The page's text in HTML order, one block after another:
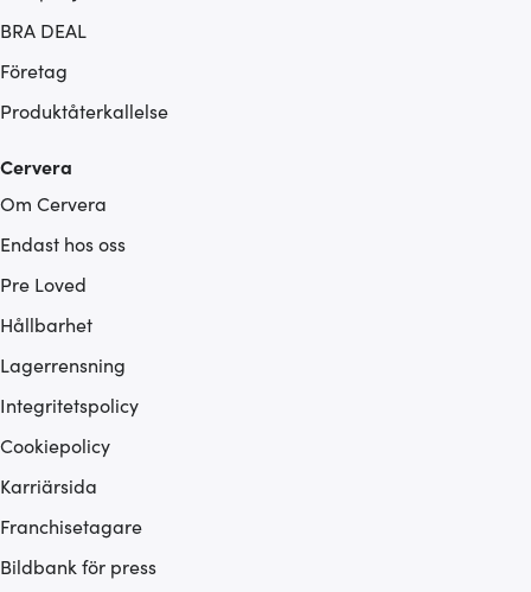
BRA DEAL
Företag
Produktåterkallelse
Cervera
Om Cervera
Endast hos oss
Pre Loved
Hållbarhet
Lagerrensning
Integritetspolicy
Cookiepolicy
Karriärsida
Franchisetagare
Bildbank för press